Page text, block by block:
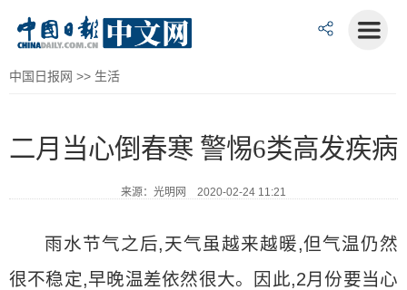
中国日报网 >> 生活
二月当心倒春寒 警惕6类高发疾病
来源：光明网 2020-02-24 11:21
雨水节气之后,天气虽越来越暖,但气温仍然
很不稳定,早晚温差依然很大。因此,2月份要当心